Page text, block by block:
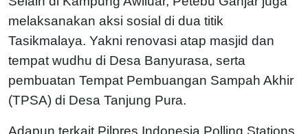
melaksanakan aksi sosial di dua titik
Tasikmalaya. Yakni renovasi atap masjid dan
tempat wudhu di Desa Banyurasa, serta
pembuatan Tempat Pembuangan Sampah Akhir
(TPSA) di Desa Tanjung Pura.
Adapun terkait Pilpres Indonesia Polling Stations,